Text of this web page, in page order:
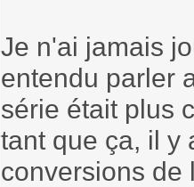
Je n'ai jamais
entendu parler
série était plus
tant que ça, il y
conversions de